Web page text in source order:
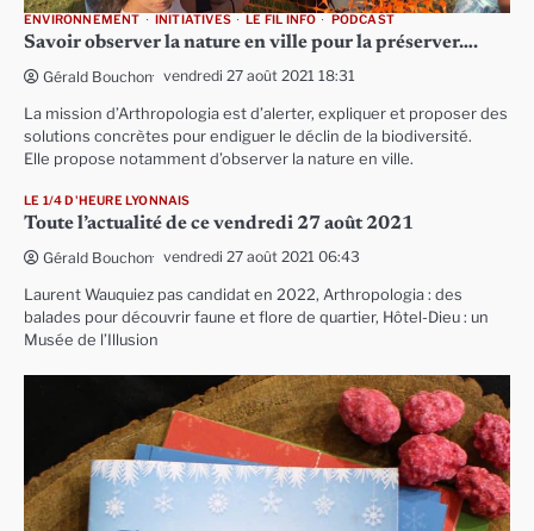
ENVIRONNEMENT INITIATIVES LE FIL INFO PODCAST
Savoir observer la nature en ville pour la préserver….
Gérald Bouchon vendredi 27 août 2021 18:31
La mission d’Arthropologia est d’alerter, expliquer et proposer des
solutions concrètes pour endiguer le déclin de la biodiversité.
Elle propose notamment d’observer la nature en ville.
LE 1/4 D'HEURE LYONNAIS
Toute l’actualité de ce vendredi 27 août 2021
Gérald Bouchon vendredi 27 août 2021 06:43
Laurent Wauquiez pas candidat en 2022, Arthropologia : des
balades pour découvrir faune et flore de quartier, Hôtel-Dieu : un
Musée de l’Illusion